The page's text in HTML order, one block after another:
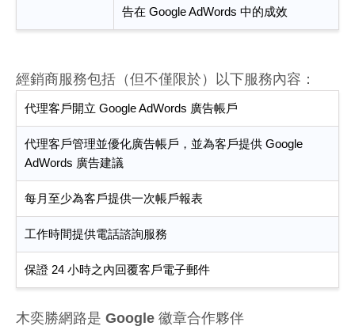
告在 Google AdWords 中的成效
經銷商服務包括（但不僅限於）以下服務內容：
代理客戶開立 Google AdWords 廣告帳戶
代理客戶管理並優化廣告帳戶，並為客戶提供 Google
AdWords 廣告建議
每月至少為客戶提供一次帳戶報表
工作時間提供電話諮詢服務
保證 24 小時之內回覆客戶電子郵件
木奕勝網路是 Google 徽章合作夥伴